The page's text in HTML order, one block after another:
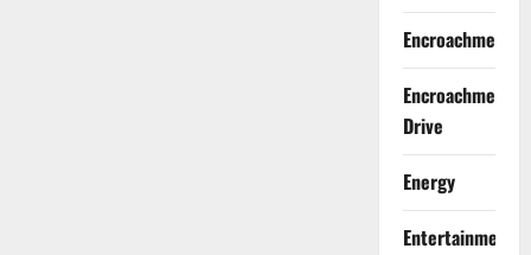
Encroachment
Encroachment
Drive
Energy
Entertainment